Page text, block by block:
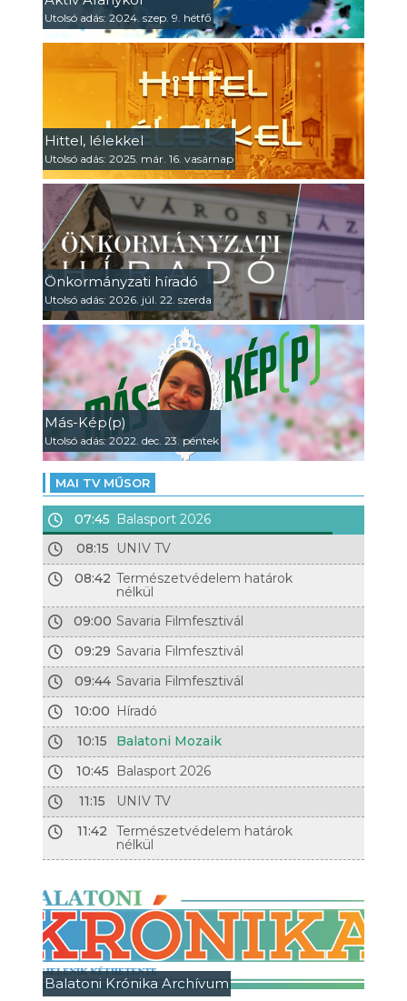
Utolsó adás: 2024. szep. 9. hétfő
Hittel, lélekkel
Utolsó adás: 2025. már. 16. vasárnap
Önkormányzati híradó
Utolsó adás: 2026. júl. 22. szerda
Más-Kép(p)
Utolsó adás: 2022. dec. 23. péntek
MAI TV MŰSOR
07:45 Balasport 2026
08:15
UNIV TV
08:42 Természetvédelem határok
nélkül
09:00 Savaria Filmfesztivál
09:29 Savaria Filmfesztivál
09:44 Savaria Filmfesztivál
10:00 Híradó
10:15
Balatoni Mozaik
10:45
Balasport 2026
11:15
UNIV TV
11:42
Természetvédelem határok
nélkül
Balatoni Krónika Archívum